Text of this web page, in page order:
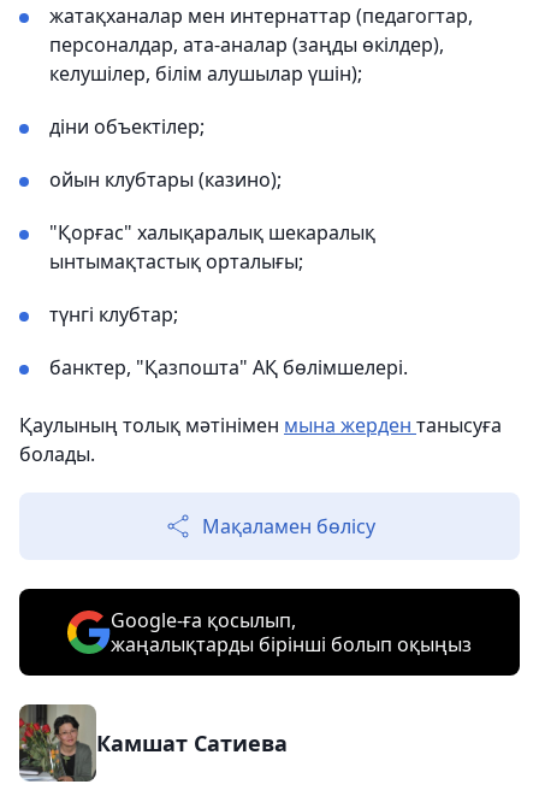
жатақханалар мен интернаттар (педагогтар,
персоналдар, ата-аналар (заңды өкілдер),
келушілер, білім алушылар үшін);
діни объектілер;
ойын клубтары (казино);
"Қорғас" халықаралық шекаралық
ынтымақтастық орталығы;
түнгі клубтар;
банктер, "Қазпошта" АҚ бөлімшелері.
Қаулының толық мәтінімен мына жерден танысуға
болады.
Мақаламен бөлісу
Google-ға қосылып,
жаңалықтарды бірінші болып оқыңыз
Камшат Сатиева